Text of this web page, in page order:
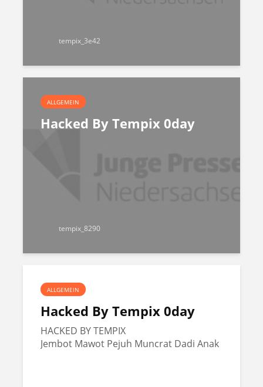
tempix_3e42
ALLGEMEIN
Hacked By Tempix 0day
tempix_8290
ALLGEMEIN
Hacked By Tempix 0day
HACKED BY TEMPIX
Jembot Mawot Pejuh Muncrat Dadi Anak